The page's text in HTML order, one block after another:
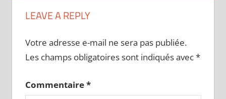
LEAVE A REPLY
Votre adresse e-mail ne sera pas publiée.
Les champs obligatoires sont indiqués avec*
Commentaire*